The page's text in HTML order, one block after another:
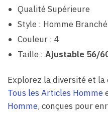
Qualité Supérieure
Style : Homme Branché
Couleur : 4
Taille : Ajustable 56/
Explorez la diversité et
Tous les Articles Homme
Homme, conçues pour